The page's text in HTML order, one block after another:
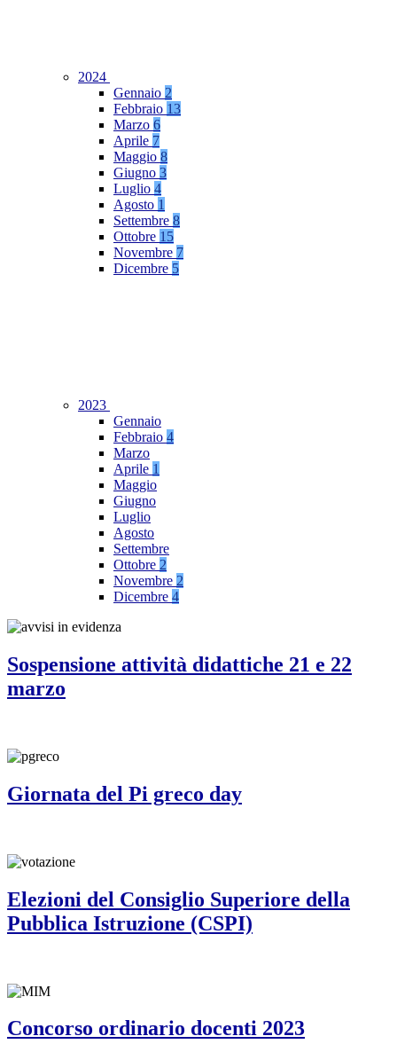
2024
Gennaio 2
Febbraio 13
Marzo 6
Aprile 7
Maggio 8
Giugno 3
Luglio 4
Agosto 1
Settembre 8
Ottobre 15
Novembre 7
Dicembre 5
2023
Gennaio
Febbraio 4
Marzo
Aprile 1
Maggio
Giugno
Luglio
Agosto
Settembre
Ottobre 2
Novembre 2
Dicembre 4
Sospensione attività didattiche 21 e 22
marzo
Giornata del Pi greco day
Elezioni del Consiglio Superiore della
Pubblica Istruzione (CSPI)
Concorso ordinario docenti 2023